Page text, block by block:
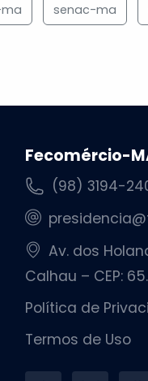
senac-ma
Fecomércio-
(98) 3194-
Av. dos
Calhau – CEP:
Política de
Termos de Uso